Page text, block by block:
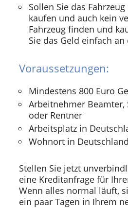
Sollen Sie das
kaufen und auch kein
Fahrzeug finden und
Sie das Geld einfach
Voraussetzungen:
Mindestens 800 Euro
Arbeitnehmer Beamter,
oder Rentner
Arbeitsplatz in
Wohnort in Deutschland
Stellen Sie jetzt
eine Kreditanfrage für
Wenn alles normal läuft,
ein paar Tagen in Ihrem